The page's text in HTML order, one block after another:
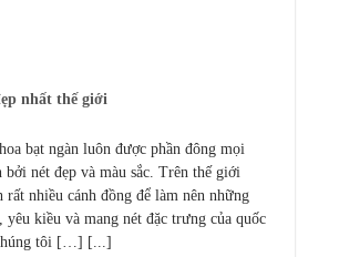
nhất thế giới
bạt ngàn luôn được phần đông mọi
nét đẹp và màu sắc. Trên thế giới
rất nhiều cánh đồng để làm nên những
kiều và mang nét đặc trưng của quốc
tôi […] [...]